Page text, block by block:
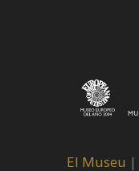
El Museu |